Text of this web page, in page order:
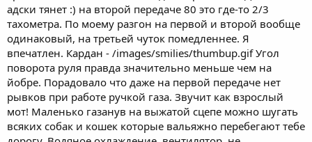
адски тянет :) на второй передаче 80 это где-то 2/3
тахометра. По моему разгон на первой и второй вообще
одинаковый, на третьей чуток помедленнее. Я
впечатлен. Кардан - /images/smilies/thumbup.gif Угол
поворота руля правда значительно меньше чем на
йобре. Порадовало что даже на первой передаче нет
рывков при работе ручкой газа. Звучит как взрослый
мот! Маленько газанув на выжатой сцепе можно шугать
всяких собак и кошек которые вальяжно перебегают тебе